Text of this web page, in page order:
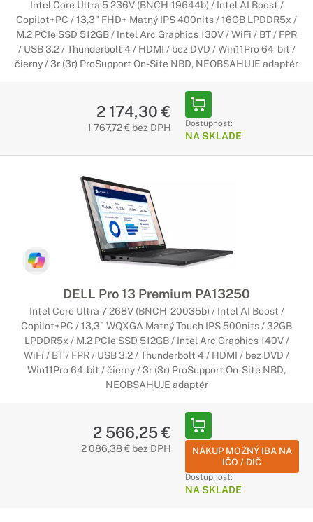
Intel Core Ultra 5 236V (BNCH-19644b) / Intel AI Boost /
Copilot+PC / 13,3" FHD+ Matný IPS 400nits / 16GB LPDDR5x /
M.2 PCIe SSD 512GB / Intel Arc Graphics 130V / WiFi / BT / FPR
/ USB 3.2 / Thunderbolt 4 / HDMI / bez DVD / Win11Pro 64-bit /
čierny / 3r (3r) ProSupport On-Site NBD, NEOBSAHUJE adaptér
2 174,30 €
1 767,72 € bez DPH Dostupnosť:
NA SKLADE
DELL Pro 13 Premium PA13250
Intel Core Ultra 7 268V (BNCH-20035b) / Intel AI Boost /
Copilot+PC / 13,3" WQXGA Matný Touch IPS 500nits / 32GB
LPDDR5x / M.2 PCIe SSD 512GB / Intel Arc Graphics 140V /
WiFi / BT / FPR / USB 3.2 / Thunderbolt 4 / HDMI / bez DVD /
Win11Pro 64-bit / čierny / 3r (3r) ProSupport On-Site NBD,
NEOBSAHUJE adaptér
2 566,25 €
2 086,38 € bez DPH
NÁKUP MOŽNÝ IBA NA
IČO / DIČ
Dostupnosť:
NA SKLADE